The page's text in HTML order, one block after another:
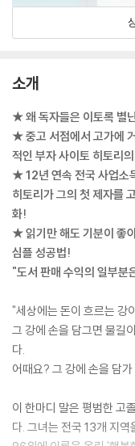
소개
★ 왜 독자들은 이토록 별
★ 중고 서점에서 고가에
적인 부자 사이토 히토리
★ 12년 연속 전국 사업소
히토리가 그의 첫 제자를
화!
★ 읽기만 해도 기분이 좋
심플 성공법!
"도서 판매 수익의 일부분
"세상에는 돈이 흐르는 강
그 강에 손을 담그면 물길
다.
어때요? 그 강에 손을 담
이 한마디 말은 평범한 고
다. 그녀는 전국 13개 지